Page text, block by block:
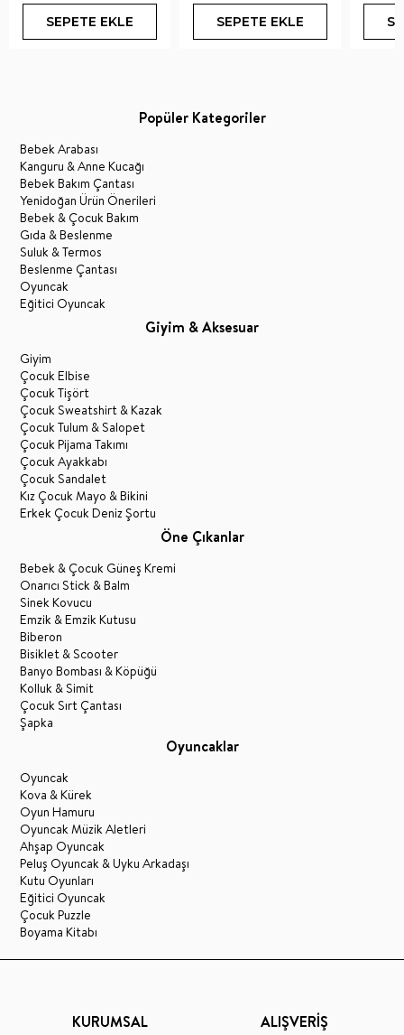
SEPETE EKLE SEPETE EKLE
Popüler Kategoriler
Bebek Arabası
Kanguru & Anne Kucağı
Bebek Bakım Çantası
Yenidoğan Ürün Önerileri
Bebek & Çocuk Bakım
Gıda & Beslenme
Suluk & Termos
Beslenme Çantası
Oyuncak
Eğitici Oyuncak
Giyim & Aksesuar
Giyim
Çocuk Elbise
Çocuk Tişört
Çocuk Sweatshirt & Kazak
Çocuk Tulum & Salopet
Çocuk Pijama Takımı
Çocuk Ayakkabı
Çocuk Sandalet
Kız Çocuk Mayo & Bikini
Erkek Çocuk Deniz Şortu
Öne Çıkanlar
Bebek & Çocuk Güneş Kremi
Onarıcı Stick & Balm
Sinek Kovucu
Emzik & Emzik Kutusu
Biberon
Bisiklet & Scooter
Banyo Bombası & Köpüğü
Kolluk & Simit
Çocuk Sırt Çantası
Şapka
Oyuncaklar
Oyuncak
Kova & Kürek
Oyun Hamuru
Oyuncak Müzik Aletleri
Ahşap Oyuncak
Peluş Oyuncak & Uyku Arkadaşı
Kutu Oyunları
Eğitici Oyuncak
Çocuk Puzzle
Boyama Kitabı
KURUMSAL ALIŞVERİŞ